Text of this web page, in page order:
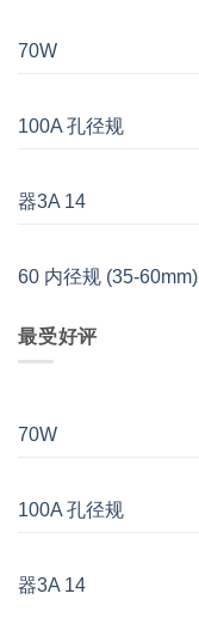
70W
100A 孔径规
器3A 14
60 内径规 (35-60mm)
最受好评
70W
100A 孔径规
器3A 14